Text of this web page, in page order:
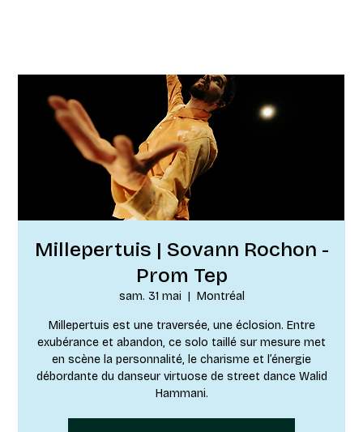
Millepertuis | Sovann Rochon -
Prom Tep
sam. 31 mai
  |
Montréal
Millepertuis est une traversée, une éclosion. Entre
exubérance et abandon, ce solo taillé sur mesure met
en scène la personnalité, le charisme et l’énergie
débordante du danseur virtuose de street dance Walid
Hammani.